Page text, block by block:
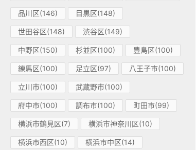
品川区(146) 目黒区(148)
世田谷区(148) 渋谷区(149)
中野区(150) 杉並区(100) 豊島区(100)
練馬区(100) 足立区(97) 八王子市(100)
立川市(100) 武蔵野市(100)
府中市(100) 調布市(100) 町田市(99)
横浜市鶴見区(7) 横浜市神奈川区(10)
横浜市西区(10) 横浜市中区(14)